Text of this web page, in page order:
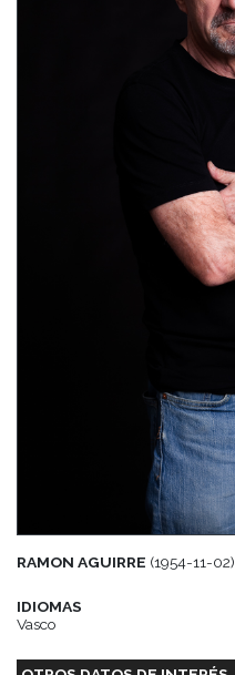
RAMON AGUIRRE (1954-11-02)
IDIOMAS
Vasco